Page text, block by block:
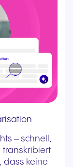
– schnell,
transkribiert
dass keine